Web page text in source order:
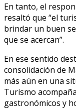
En tanto, el
resaltó que “el
brindar un buen
que se acercan”.
En ese sentido
consolidación de
más aún en una
Turismo
gastronómicos y